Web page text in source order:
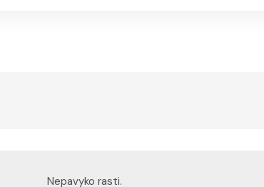
Nepavyko rasti.